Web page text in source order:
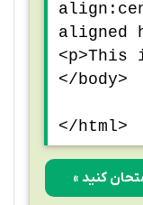
aligned
<p>This
</body>
</html>
کنید »